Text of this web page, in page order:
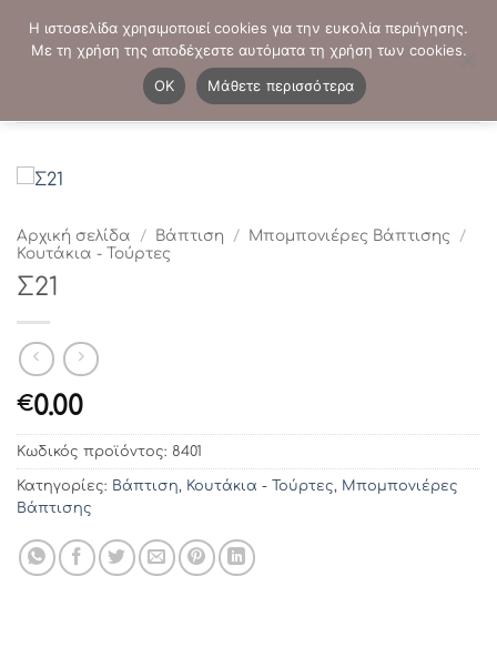
στο
ΤΗΛΕΦΩΝΙΚΕΣ ΠΑΡΑΓΓΕΛΙΕΣ: - 2103821941
Αρχική σελίδα / Βάπτιση / Μπομπονιέρες Βάπτισης
/
Κουτάκια - Τούρτες
Σ21
€0.00
Κωδικός προϊόντος: 8401
Κατηγορίες: Βάπτιση, Κουτάκια - Τούρτες, Μπομπονιέρες
Βάπτισης
Η ιστοσελίδα χρησιμοποιεί cookies για την ευκολία περιήγησης.
Με τη χρήση της αποδέχεστε αυτόματα τη χρήση των cookies.
OK
Μάθετε περισσότερα